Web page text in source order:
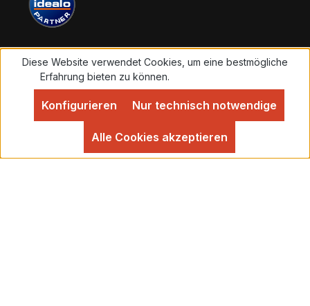
Überweisung 3 % Skonto in Abzug
bringen. Der Warenversand erfolgt dann
Vertrag widerrufen
Alle Preise inkl. gesetzl. Mehrwertsteuer zzgl.
nicht anders angegeben.
Diese Website verwendet Cookies, um eine bestmögliche
Erfahrung bieten zu können.
Nur technisch notwendige
Konfigurieren
Alle Cookies akzeptieren